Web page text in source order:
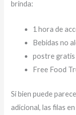
brinda:
1 hora de
Bebidas no
postre gratis
Free Food
Si bien puede
adicional, las filas